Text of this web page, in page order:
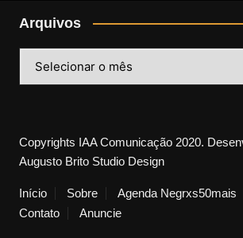
Arquivos
Copyrights IAA Comunicação 2020.
Augusto Brito Studio Design
Início Sobre Agenda Negrxs50mais
Contato
Anuncie